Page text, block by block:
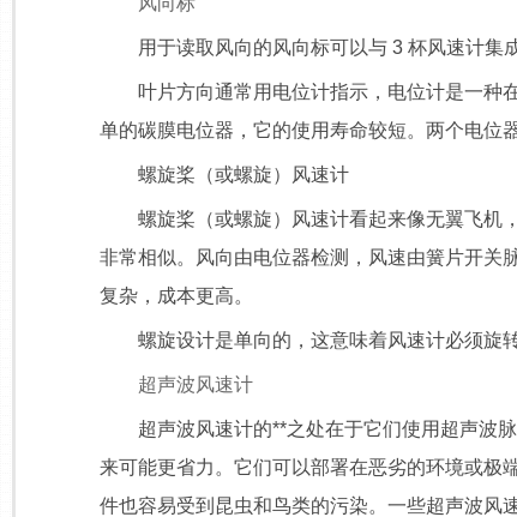
用于读取风向的风向标可以与 3 杯风速计集成
叶片方向通常用电位计指示，电位计是一种在
单的碳膜电位器，它的使用寿命较短。两个电位
螺旋桨（或螺旋）风速计
螺旋桨（或螺旋）风速计看起来像无翼飞机，
非常相似。风向由电位器检测，风速由簧片开关
复杂，成本更高。
螺旋设计是单向的，这意味着风速计必须旋转
超声波风速计
超声波风速计的**之处在于它们使用超声波脉
来可能更省力。它们可以部署在恶劣的环境或极
件也容易受到昆虫和鸟类的污染。一些超声波风